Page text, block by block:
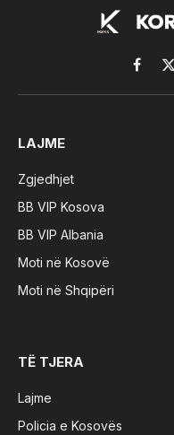
X
LAJME
Zgjedhjet
BB VIP Kosova
BB VIP Albania
Moti në Kosovë
Moti në Shqipëri
TË TJERA
Lajme
Policia e Kosovës